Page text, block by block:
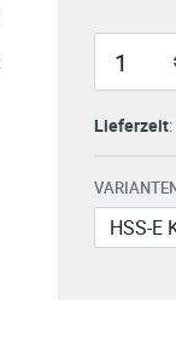
Lieferzeit